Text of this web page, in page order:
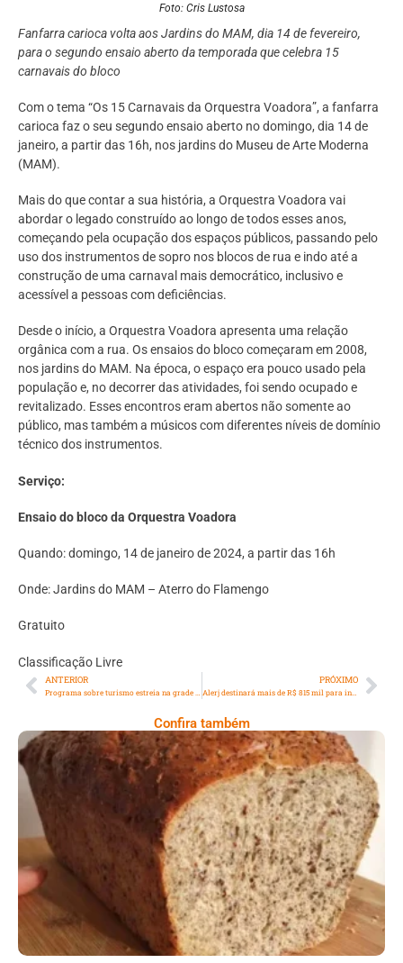
Foto: Cris Lustosa
Fanfarra carioca volta aos Jardins do MAM, dia 14 de fevereiro,
para o segundo ensaio aberto da temporada que celebra 15
carnavais do bloco
Com o tema “Os 15 Carnavais da Orquestra Voadora”, a fanfarra
carioca faz o seu segundo ensaio aberto no domingo, dia 14 de
janeiro, a partir das 16h, nos jardins do Museu de Arte Moderna
(MAM).
Mais do que contar a sua história, a Orquestra Voadora vai
abordar o legado construído ao longo de todos esses anos,
começando pela ocupação dos espaços públicos, passando pelo
uso dos instrumentos de sopro nos blocos de rua e indo até a
construção de uma carnaval mais democrático, inclusivo e
acessível a pessoas com deficiências.
Desde o início, a Orquestra Voadora apresenta uma relação
orgânica com a rua. Os ensaios do bloco começaram em 2008,
nos jardins do MAM. Na época, o espaço era pouco usado pela
população e, no decorrer das atividades, foi sendo ocupado e
revitalizado. Esses encontros eram abertos não somente ao
público, mas também a músicos com diferentes níveis de domínio
técnico dos instrumentos.
Serviço:
Ensaio do bloco da Orquestra Voadora
Quando: domingo, 14 de janeiro de 2024, a partir das 16h
Onde: Jardins do MAM – Aterro do Flamengo
Gratuito
Classificação Livre
ANTERIOR PRÓXIMO
Alerj destinará mais de R$ 815 mil para instalação de ar-condicionado em escolas
Confira também
Comer Bem: Pão Low Carb